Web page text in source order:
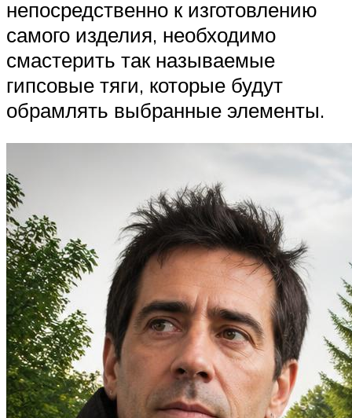
непосредственно к изготовлению
самого изделия, необходимо
смастерить так называемые
гипсовые тяги, которые будут
обрамлять выбранные элементы.